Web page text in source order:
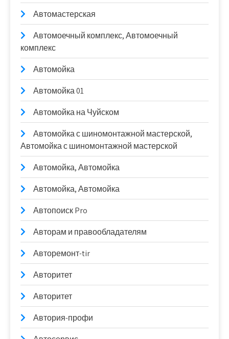
Автомастерская
Автомоечный комплекс, Автомоечный
комплекс
Автомойка
Автомойка 01
Автомойка на Чуйском
Автомойка с шиномонтажной мастерской,
Автомойка с шиномонтажной мастерской
Автомойка, Автомойка
Автомойка, Автомойка
Автопоиск Pro
Авторам и правообладателям
Авторемонт-tir
Авторитет
Авторитет
Автория-профи